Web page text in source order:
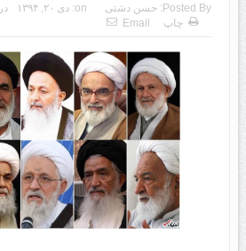
Posted By: حسن دشتی on: دی ۲۰, ۱۳۹۴
چاپ
Email